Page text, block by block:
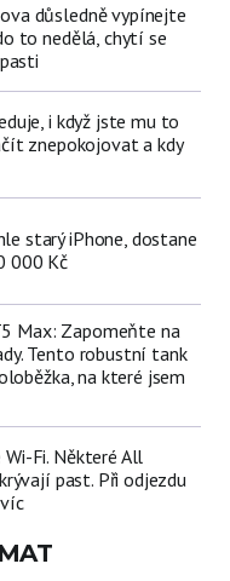
důsledně vypínejte
to nedělá, chytí se
i když jste mu to
znepokojovat a kdy
starý iPhone, dostane
000 Kč
Max: Zapomeňte na
Tento robustní tank
na které jsem
Fi. Některé All
past. Při odjezdu